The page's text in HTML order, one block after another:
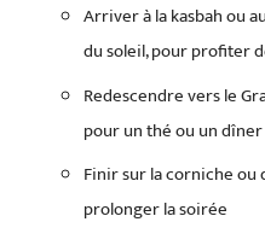
Arriver à la kasbah ou
du soleil, pour profiter
Redescendre vers le
pour un thé ou un
Finir sur la corniche ou
prolonger la soirée